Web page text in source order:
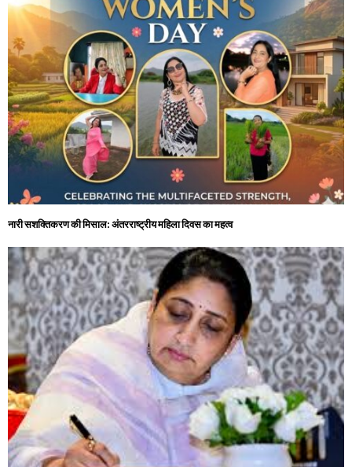
नारी सशक्तिकरण की मिसाल: अंतरराष्ट्रीय महिला दिवस का महत्व